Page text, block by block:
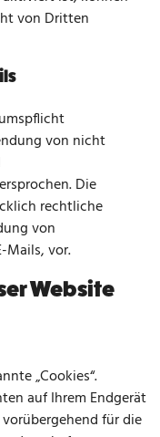
von Dritten
von nicht
Die
rechtliche
von
Mails, vor.
Website
„Cookies“.
auf Ihrem Endgerät
für die